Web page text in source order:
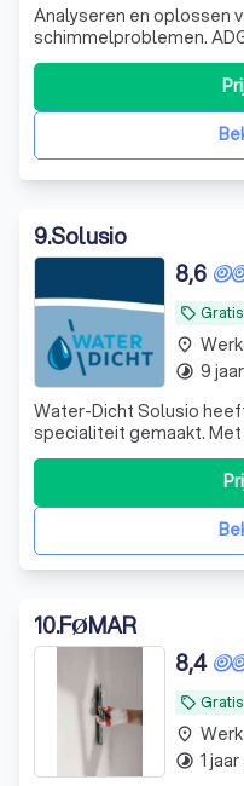
Analyseren en oplossen
schimmelproblemen.
bestaande uit experten
marktsegment van
aanpak zorgen we voor
oplossing voor uw
9.Solusio
local_offer
8,6
Water-Dicht Solusio
specialiteit gemaakt. Met
een ruime technische
vakspecialist in
vestigingen in Zwijnaarde,
Dicht Solusio a fait du
place
timelapse 9
10.FØMAR
local_offer
8,4
place
timelapse 1